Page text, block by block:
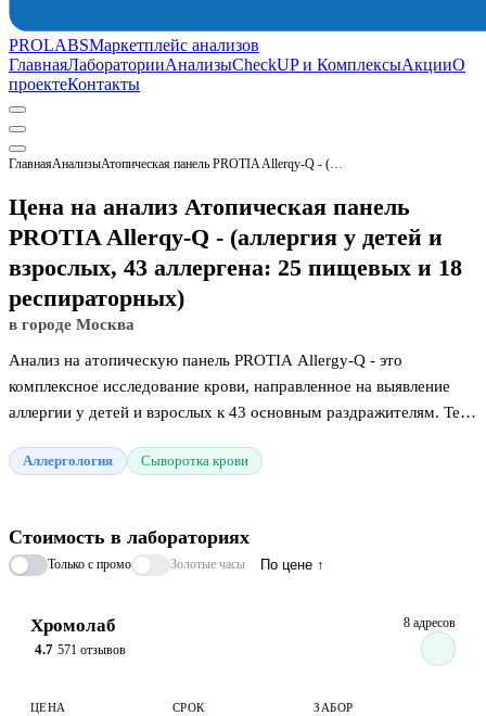
PROLABSМаркетплейс анализов
ГлавнаяЛабораторииАнализыCheckUP и КомплексыАкцииО
проектеКонтакты
ГлавнаяАнализы Атопическая панель PROTIA Allerqy-Q - (аллергия у детей и взрослых, 43 аллергена: 25 пищевых и 18 респираторных)
Цена на анализ Атопическая панель
PROTIA Allerqy-Q - (аллергия у детей и
взрослых, 43 аллергена: 25 пищевых и 18
респираторных)
в городе Москва
Анализ на атопическую панель PROTIA Allergy-Q - это
комплексное исследование крови, направленное на выявление
аллергии у детей и взрослых к 43 основным раздражителям. Тест
25 пищевых продуктов и 18 респираторных факторов, таких как:
отдельных тестов, позволяя получить полный аллергический
профиль за один раз.
Аллергология Сыворотка крови
Стоимость в лабораториях
Только с промо Золотые часы По цене ↑
Хромолаб
4.7 571 отзывов
8 адресов
ЦЕНА СРОК ЗАБОР